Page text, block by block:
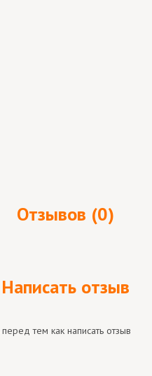
Отзывов (0)
Написать отзыв
перед тем как написать отзыв